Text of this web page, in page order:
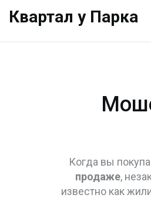
Квартал у Парка
Когда вы
продаже,
известно как